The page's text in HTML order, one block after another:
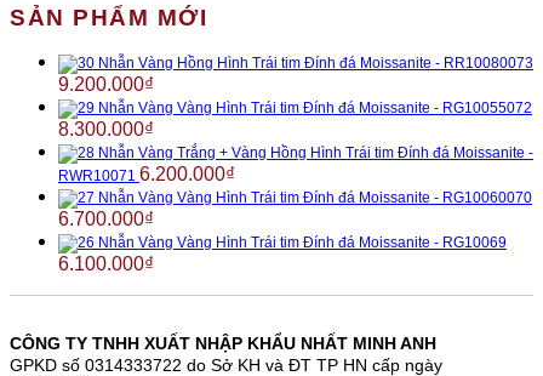
SẢN PHẨM MỚI
Nhẫn Vàng Hồng Hình Trái tim Đính đá Moissanite - RR10080073
9.200.000₫
Nhẫn Vàng Vàng Hình Trái tim Đính đá Moissanite - RG10055072
8.300.000₫
Nhẫn Vàng Trắng + Vàng Hồng Hình Trái tim Đính đá Moissanite -
RWR10071 6.200.000₫
Nhẫn Vàng Vàng Hình Trái tim Đính đá Moissanite - RG10060070
6.700.000₫
Nhẫn Vàng Vàng Hình Trái tim Đính đá Moissanite - RG10069
6.100.000₫
CÔNG TY TNHH XUẤT NHẬP KHẨU NHẤT MINH ANH
GPKD số 0314333722 do Sở KH và ĐT TP HN cấp ngày